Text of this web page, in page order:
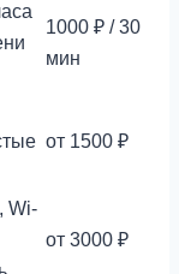
1000 ₽ / 30
мин
от 1500 ₽
Wi-
от 3000 ₽